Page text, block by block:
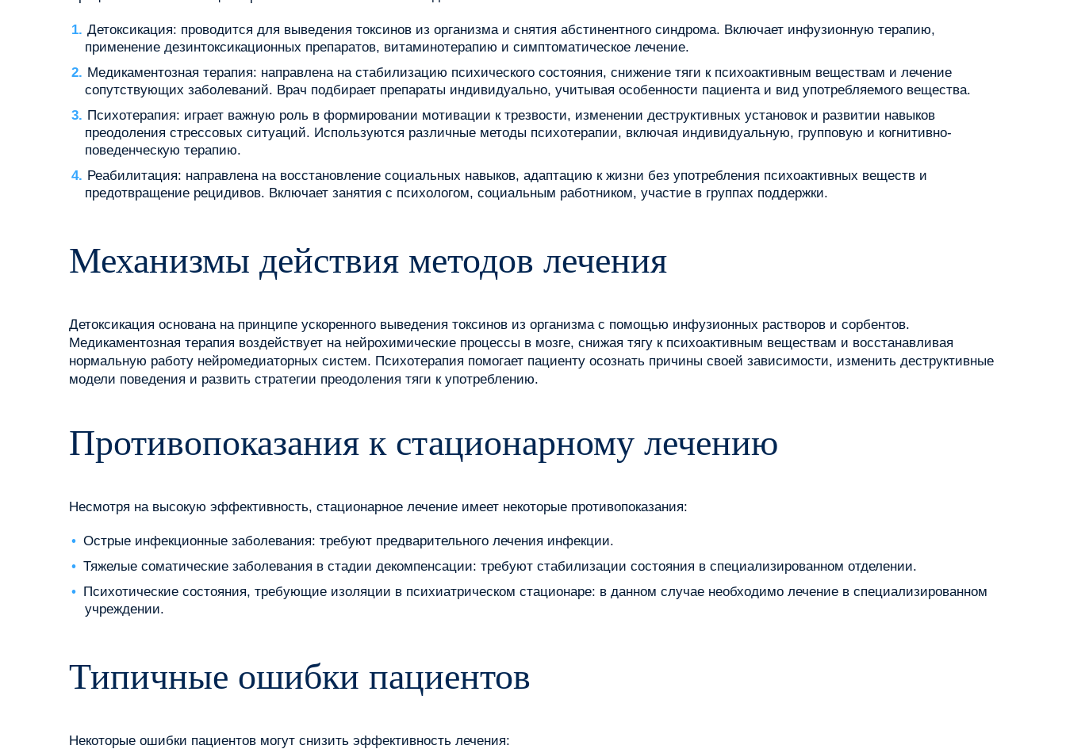
Детоксикация: проводится для выведения токсинов из организма и снятия абстинентного синдрома. Включает инфузионную терапию,
применение дезинтоксикационных препаратов, витаминотерапию и симптоматическое лечение.
Медикаментозная терапия: направлена на стабилизацию психического состояния, снижение тяги к психоактивным веществам и лечение
сопутствующих заболеваний. Врач подбирает препараты индивидуально, учитывая особенности пациента и вид употребляемого вещества.
Психотерапия: играет важную роль в формировании мотивации к трезвости, изменении деструктивных установок и развитии навыков
преодоления стрессовых ситуаций. Используются различные методы психотерапии, включая индивидуальную, групповую и когнитивно-
поведенческую терапию.
Реабилитация: направлена на восстановление социальных навыков, адаптацию к жизни без употребления психоактивных веществ и
предотвращение рецидивов. Включает занятия с психологом, социальным работником, участие в группах поддержки.
Механизмы действия методов лечения
Детоксикация основана на принципе ускоренного выведения токсинов из организма с помощью инфузионных растворов и сорбентов.
Медикаментозная терапия воздействует на нейрохимические процессы в мозге, снижая тягу к психоактивным веществам и восстанавливая
нормальную работу нейромедиаторных систем. Психотерапия помогает пациенту осознать причины своей зависимости, изменить деструктивные
модели поведения и развить стратегии преодоления тяги к употреблению.
Противопоказания к стационарному лечению
Несмотря на высокую эффективность, стационарное лечение имеет некоторые противопоказания:
Острые инфекционные заболевания: требуют предварительного лечения инфекции.
Тяжелые соматические заболевания в стадии декомпенсации: требуют стабилизации состояния в специализированном отделении.
Психотические состояния, требующие изоляции в психиатрическом стационаре: в данном случае необходимо лечение в специализированном
учреждении.
Типичные ошибки пациентов
Некоторые ошибки пациентов могут снизить эффективность лечения: